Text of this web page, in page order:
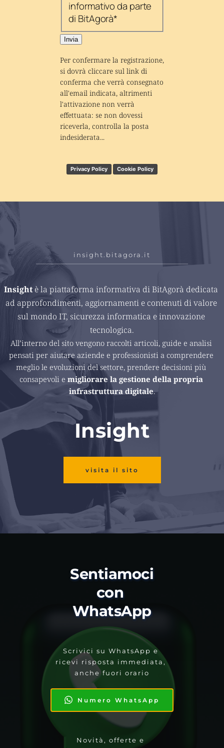
informativo da parte
di BitAgorà*
Invia
Per confermare la registrazione,
si dovrà cliccare sul link di
conferma che verrà consegnato
all'email indicata, altrimenti
l'attivazione non verrà
effettuata: se non dovessi
riceverla, controlla la posta
indesiderata...
Privacy Policy Cookie Policy
insight.bitagora.it
Insight è la piattaforma informativa di BitAgorà dedicata
ad approfondimenti, aggiornamenti e contenuti di valore
sul mondo IT, sicurezza informatica e innovazione
tecnologica.
All’interno del sito vengono raccolti articoli, guide e analisi
pensati per aiutare aziende e professionisti a comprendere
meglio le evoluzioni del settore, prendere decisioni più
consapevoli e migliorare la gestione della propria
infrastruttura digitale.
Insight
visita il sito
Sentiamoci
con
WhatsApp
Scrivici su WhatsApp e
ricevi risposta immediata,
anche fuori orario
Numero WhatsApp
Novità, offerte e